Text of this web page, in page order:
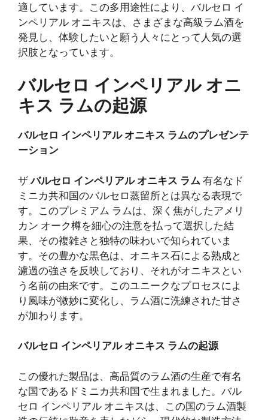
適しています。この多用途性により、バルセロ イ
ンペリアル オニキスは、さまざまな高級ラム酒を
発見し、体験したいと願う人々にとって人気の選
択肢となっています。
バルセロ インペリアル オニ
キス ラムの起源
バルセロ インペリアル オニキス ラムのプレゼンテ
ーション
ザバルセロ インペリアル オニキス ラム 有名なド
ミニカ共和国のバルセロ蒸留所とは異なる表現で
す。このプレミアム ラムは、深く焦がしたアメリ
カン オーク樽を細心の注意を払って選択した結
果、その複雑さと独特の味わいで知られていま
す。その豊かな黒色は、オニキス石による熟成と
濾過の強さを反映しており、それがオニキスとい
う名前の由来です。このユニークなプロセスによ
り風味が微妙に変化し、ラム酒に洗練された甘さ
が加わります。
バルセロ インペリアル オニキス ラムの起源
この優れた製品は、高品質のラム酒の生産で有名
な国であるドミニカ共和国で生まれました。バル
セロ インペリアル オニキスは、この国のラム酒製